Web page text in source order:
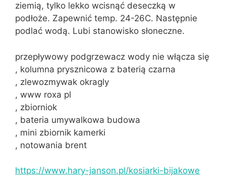
ziemią, tylko lekko wcisnąć deseczką w
podłoże. Zapewnić temp. 24-26C. Następnie
podlać wodą. Lubi stanowisko słoneczne.
przepływowy podgrzewacz wody nie włącza się
, kolumna prysznicowa z baterią czarna
, zlewozmywak okragly
, www roxa pl
, zbiorniok
, bateria umywalkowa budowa
, mini zbiornik kamerki
, notowania brent
https://www.hary-janson.pl/kosiarki-bijakowe